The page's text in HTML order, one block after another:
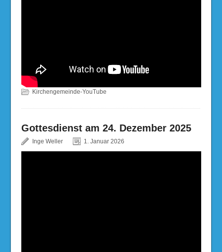
Kirchengemeinde-YouTube
Gottesdienst am 24. Dezember 2025
Inge Weller 1. Januar 2026